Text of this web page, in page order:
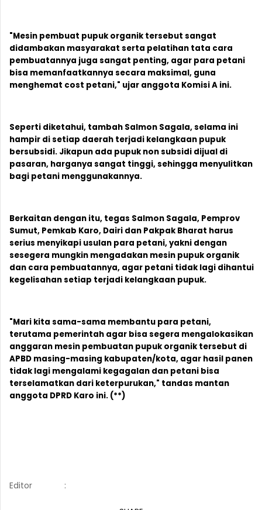
"Mesin pembuat pupuk organik tersebut sangat
didambakan masyarakat serta pelatihan tata cara
pembuatannya juga sangat penting, agar para petani
bisa memanfaatkannya secara maksimal, guna
menghemat cost petani," ujar anggota Komisi A ini.
Seperti diketahui, tambah Salmon Sagala, selama ini
hampir di setiap daerah terjadi kelangkaan pupuk
bersubsidi. Jikapun ada pupuk non subsidi dijual di
pasaran, harganya sangat tinggi, sehingga menyulitkan
bagi petani menggunakannya.
Berkaitan dengan itu, tegas Salmon Sagala, Pemprov
Sumut, Pemkab Karo, Dairi dan Pakpak Bharat harus
serius menyikapi usulan para petani, yakni dengan
sesegera mungkin mengadakan mesin pupuk organik
dan cara pembuatannya, agar petani tidak lagi dihantui
kegelisahan setiap terjadi kelangkaan pupuk.
"Mari kita sama-sama membantu para petani,
terutama pemerintah agar bisa segera mengalokasikan
anggaran mesin pembuatan pupuk organik tersebut di
APBD masing-masing kabupaten/kota, agar hasil panen
tidak lagi mengalami kegagalan dan petani bisa
terselamatkan dari keterpurukan," tandas mantan
anggota DPRD Karo ini. (**)
Editor :